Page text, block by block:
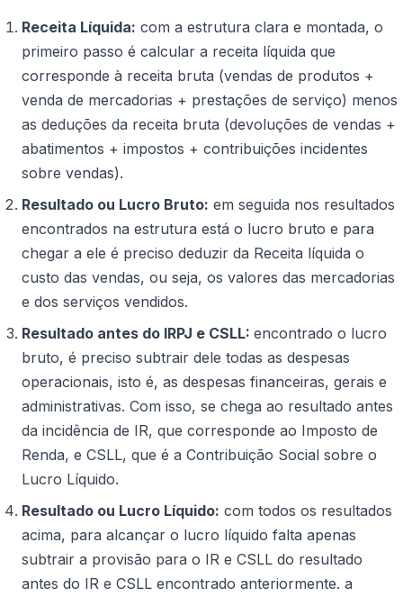
Receita Líquida: com a estrutura clara e montada, o
primeiro passo é calcular a receita líquida que
corresponde à receita bruta (vendas de produtos +
venda de mercadorias + prestações de serviço) menos
as deduções da receita bruta (devoluções de vendas +
abatimentos + impostos + contribuições incidentes
sobre vendas).
Resultado ou Lucro Bruto: em seguida nos resultados
encontrados na estrutura está o lucro bruto e para
chegar a ele é preciso deduzir da Receita líquida o
custo das vendas, ou seja, os valores das mercadorias
e dos serviços vendidos.
Resultado antes do IRPJ e CSLL: encontrado o lucro
bruto, é preciso subtrair dele todas as despesas
operacionais, isto é, as despesas financeiras, gerais e
administrativas. Com isso, se chega ao resultado antes
da incidência de IR, que corresponde ao Imposto de
Renda, e CSLL, que é a Contribuição Social sobre o
Lucro Líquido.
Resultado ou Lucro Líquido: com todos os resultados
acima, para alcançar o lucro líquido falta apenas
subtrair a provisão para o IR e CSLL do resultado
antes do IR e CSLL encontrado anteriormente. a